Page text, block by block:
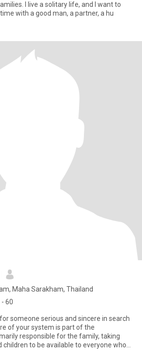
I live a solitary life, and I want to
with a good man, a partner, a hu
Maha Sarakham, Thailand
- 60
someone serious and sincere in search
of your system is part of the
responsible for the family, taking
to be available to everyone who